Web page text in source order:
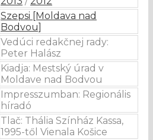
Szepsi [Moldava nad
Bodvou]
Vedúci redakčnej rady:
Peter Halász
Kiadja: Mestský úrad v
Moldave nad Bodvou
Impresszumban: Regionális
híradó
Tlač: Thália Színház Kassa,
1995-től Vienala Košice